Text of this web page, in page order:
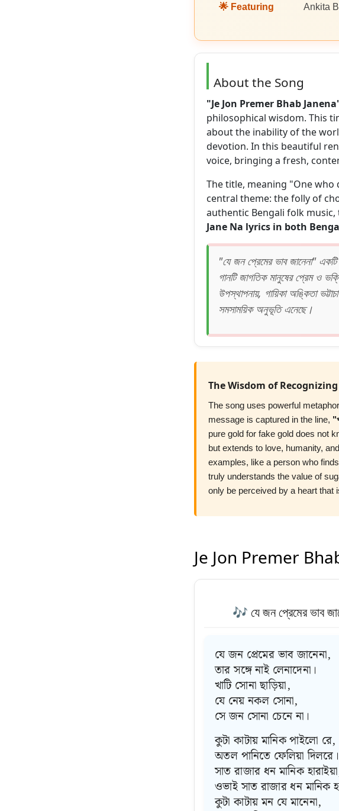
🌟 Featuring Ankita
About the Song
"Je Jon Premer Bhab
philosophical wisdom. This
about the inability of the
devotion. In this beautiful
voice, bringing a fresh,
The title, meaning "One
central theme: the folly of
authentic Bengali folk
Jane Na lyrics in both
"যে জন প্রেমের ভাব জানেনা" একটি
গানটি জাগতিক মানুষের প্রেম ও
উপস্থাপনায়, গায়িকা অঙ্কিতা
সমসাময়িক অনুভূতি এনেছে।
The Wisdom of
The song uses powerful
message is captured in the line,
pure gold for fake gold does not
but extends to love, humanity,
examples, like a person who
truly understands the value of
only be perceived by a heart that
Je Jon Premer
🎶 যে জন প্রেমের
যে জন প্রেমের ভাব জানেনা,
তার সঙ্গে নাই লেনাদেনা।
খাটি সোনা ছাড়িয়া,
যে নেয় নকল সোনা,
সে জন সোনা চেনে না।
কুটা কাটায় মানিক পাইলো রে,
অতল পানিতে ফেলিয়া দিলরে।
সাত রাজার ধন মানিক
ওভাই সাত রাজার ধন মানিক
কুটা কাটায় মন যে মানেনা,